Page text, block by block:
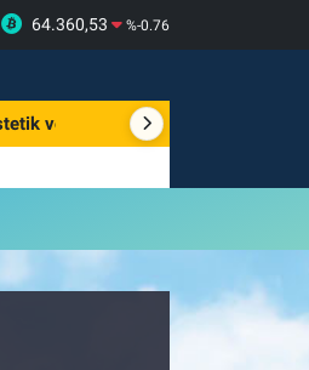
64.360,53 %-0.76
ve Güzellik